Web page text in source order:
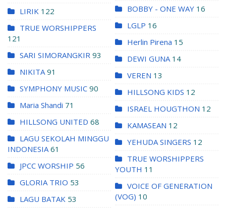
LIRIK 122
TRUE WORSHIPPERS
121
SARI SIMORANGKIR 93
NIKITA 91
SYMPHONY MUSIC 90
Maria Shandi 71
HILLSONG UNITED 68
LAGU SEKOLAH MINGGU
INDONESIA 61
JPCC WORSHIP 56
GLORIA TRIO 53
LAGU BATAK 53
BOBBY - ONE WAY 16
LGLP 16
Herlin Pirena 15
DEWI GUNA 14
VEREN 13
HILLSONG KIDS 12
ISRAEL HOUGTHON 12
KAMASEAN 12
YEHUDA SINGERS 12
TRUE WORSHIPPERS
YOUTH 11
VOICE OF GENERATION
(VOG) 10